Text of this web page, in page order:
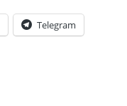
Telegram